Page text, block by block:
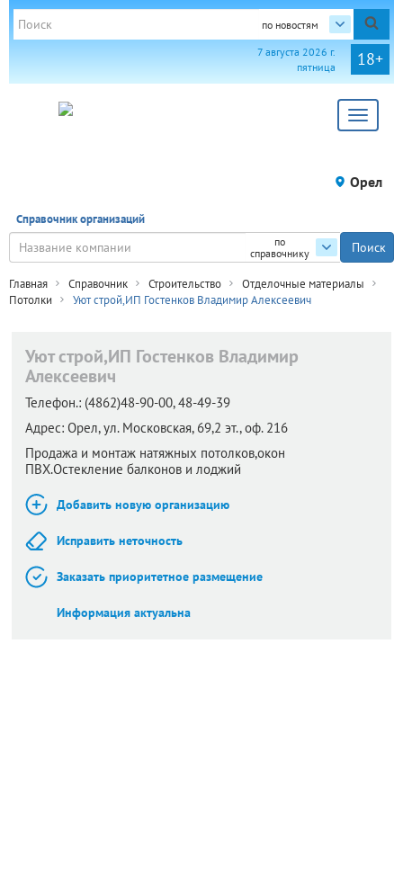
по новостям
18+
7 августа 2026 г.
пятница
Toggle
Орел
Справочник организаций
по
справочнику
Главная Справочник Строительство
Отделочные материалы
Потолки
Уют строй,ИП Гостенков Владимир Алексеевич
Уют строй,ИП Гостенков Владимир
Алексеевич
Телефон.: (4862)48-90-00, 48-49-39
Адрес: Орел,ул. Московская, 69,2 эт., оф. 216
Продажа и монтаж натяжных потолков,окон
ПВХ.Остекление балконов и лоджий
Добавить новую организацию
Исправить неточность
Заказать приоритетное размещение
Информация актуальна